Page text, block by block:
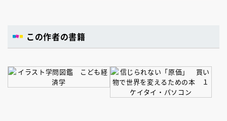
この作者の書籍